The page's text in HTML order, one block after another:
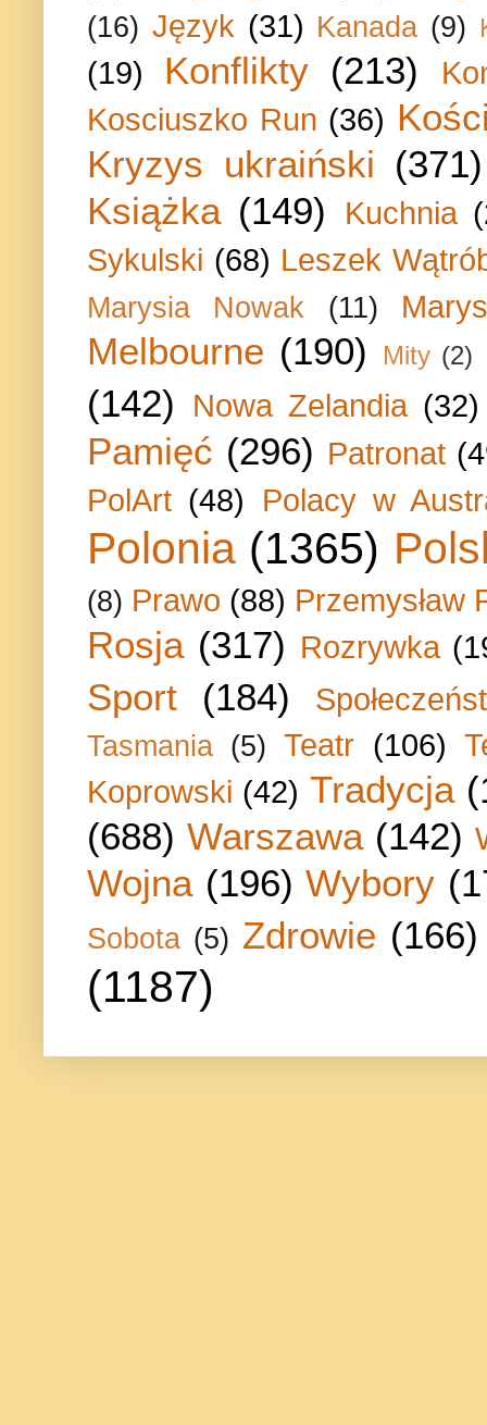
(16) Język (31) Kanada (9)
(19) Konflikty (213)
Kosciuszko Run (36)
Kryzys ukraiński (371)
Książka (149) Kuchnia
Sykulski (68) Leszek
Marysia Nowak (11)
Melbourne (190) Mity (2)
(142) Nowa Zelandia (32)
Pamięć (296) Patronat
PolArt (48) Polacy w
Polonia (1365)
(8) Prawo (88) Przemysław
Rosja (317) Rozrywka
Sport (184)
Tasmania (5) Teatr (106)
Koprowski (42) Tradycja
(688) Warszawa (142)
Wojna (196) Wybory
Sobota (5) Zdrowie (166)
(1187)